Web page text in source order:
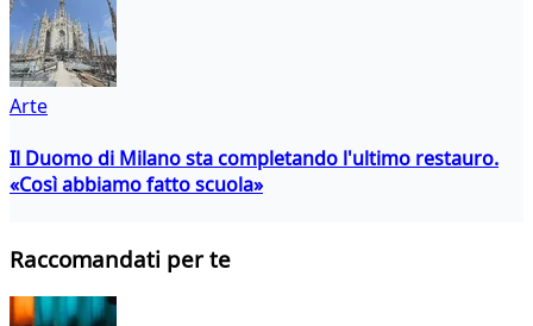
Arte
Il Duomo di Milano sta completando l'ultimo restauro.
«Così abbiamo fatto scuola»
Raccomandati per te